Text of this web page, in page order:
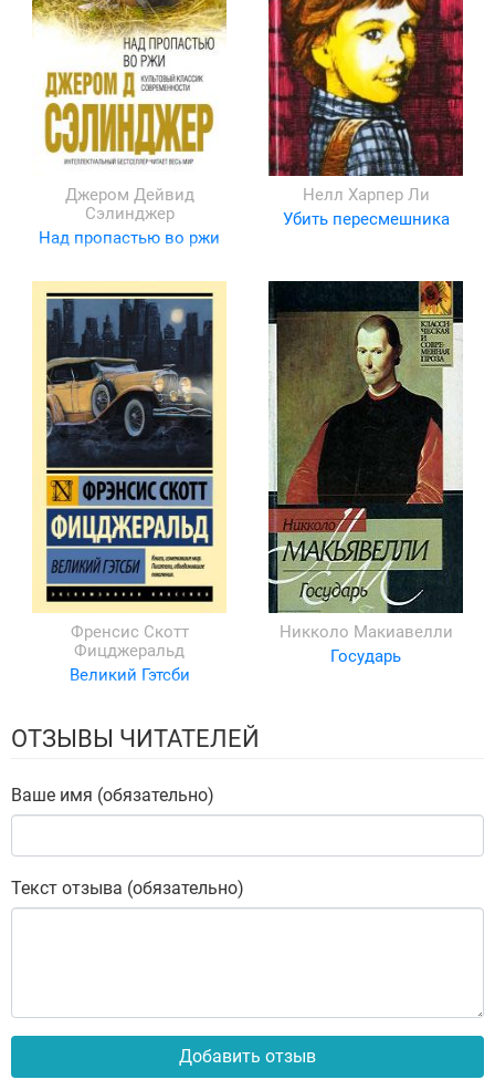
Джером Дейвид
Сэлинджер
Над пропастью во ржи
Нелл Харпер Ли
Убить пересмешника
Френсис Скотт
Фицджеральд
Великий Гэтсби
Никколо Макиавелли
Государь
ОТЗЫВЫ ЧИТАТЕЛЕЙ
Ваше имя (обязательно)
Текст отзыва (обязательно)
Добавить отзыв